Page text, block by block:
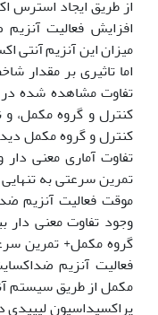
از طریق ایجاد استرس
کنترل و گروه مکمل،
کنترل و گروه مکمل
تفاوت آماری معنی
تمرین سرعتی به
وجود تفاوت معنی دار
گروه مکمل+ تمرین
مکمل از طریق سیستم
پراکسیداسیون